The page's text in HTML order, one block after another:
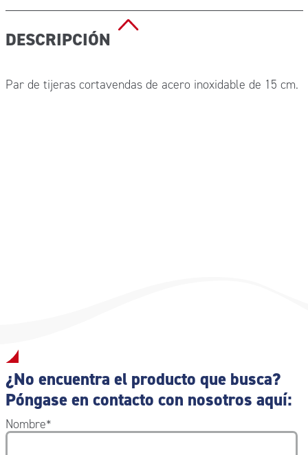
DESCRIPCIÓN
Par de tijeras cortavendas de acero inoxidable de 15 cm.
¿No encuentra el producto que busca?
Póngase en contacto con nosotros aquí:
Nombre*